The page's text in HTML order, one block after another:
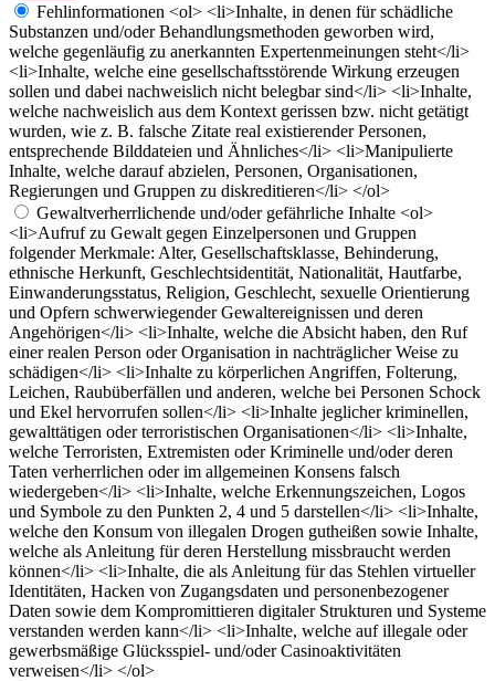
Fehlinformationen <ol> <li>Inhalte, in denen für schädliche
Substanzen und/oder Behandlungsmethoden geworben wird,
welche gegenläufig zu anerkannten Expertenmeinungen steht</li>
<li>Inhalte, welche eine gesellschaftsstörende Wirkung erzeugen
sollen und dabei nachweislich nicht belegbar sind</li> <li>Inhalte,
welche nachweislich aus dem Kontext gerissen bzw. nicht getätigt
wurden, wie z. B. falsche Zitate real existierender Personen,
entsprechende Bilddateien und Ähnliches</li> <li>Manipulierte
Inhalte, welche darauf abzielen, Personen, Organisationen,
Regierungen und Gruppen zu diskreditieren</li> </ol>
Gewaltverherrlichende und/oder gefährliche Inhalte <ol>
<li>Aufruf zu Gewalt gegen Einzelpersonen und Gruppen
folgender Merkmale: Alter, Gesellschaftsklasse, Behinderung,
ethnische Herkunft, Geschlechtsidentität, Nationalität, Hautfarbe,
Einwanderungsstatus, Religion, Geschlecht, sexuelle Orientierung
und Opfern schwerwiegender Gewaltereignissen und deren
Angehörigen</li> <li>Inhalte, welche die Absicht haben, den Ruf
einer realen Person oder Organisation in nachträglicher Weise zu
schädigen</li> <li>Inhalte zu körperlichen Angriffen, Folterung,
Leichen, Raubüberfällen und anderen, welche bei Personen Schock
und Ekel hervorrufen sollen</li> <li>Inhalte jeglicher kriminellen,
gewalttätigen oder terroristischen Organisationen</li> <li>Inhalte,
welche Terroristen, Extremisten oder Kriminelle und/oder deren
Taten verherrlichen oder im allgemeinen Konsens falsch
wiedergeben</li> <li>Inhalte, welche Erkennungszeichen, Logos
und Symbole zu den Punkten 2, 4 und 5 darstellen</li> <li>Inhalte,
welche den Konsum von illegalen Drogen gutheißen sowie Inhalte,
welche als Anleitung für deren Herstellung missbraucht werden
können</li> <li>Inhalte, die als Anleitung für das Stehlen virtueller
Identitäten, Hacken von Zugangsdaten und personenbezogener
Daten sowie dem Kompromittieren digitaler Strukturen und Systeme
verstanden werden kann</li> <li>Inhalte, welche auf illegale oder
gewerbsmäßige Glücksspiel- und/oder Casinoaktivitäten
verweisen</li> </ol>